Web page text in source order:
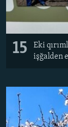
15
Eki
işğalden